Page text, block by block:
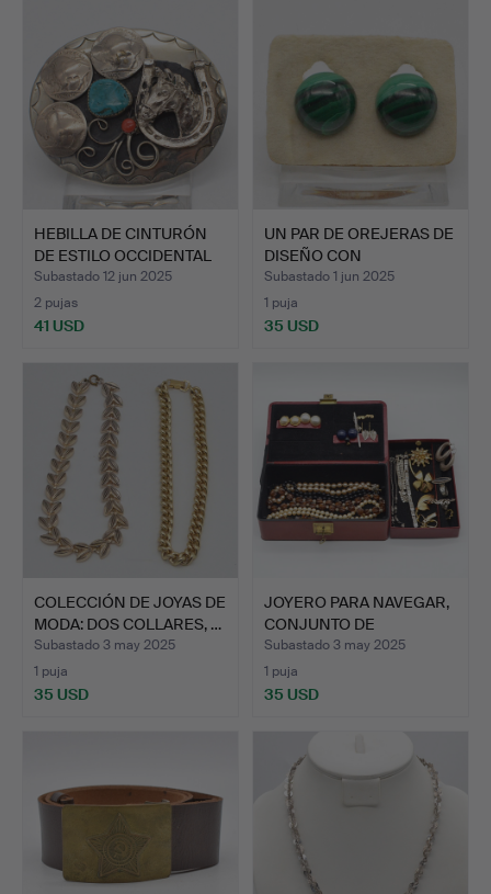
HEBILLA DE CINTURÓN
DE ESTILO OCCIDENTAL
H…
Subastado 12 jun 2025
2 pujas
41 USD
UN PAR DE OREJERAS DE
DISEÑO CON
CABUJONES…
Subastado 1 jun 2025
1 puja
35 USD
COLECCIÓN DE JOYAS DE
MODA: DOS COLLARES, …
Subastado 3 may 2025
1 puja
35 USD
JOYERO PARA NAVEGAR,
CONJUNTO DE
BISUTERÍA…
Subastado 3 may 2025
1 puja
35 USD